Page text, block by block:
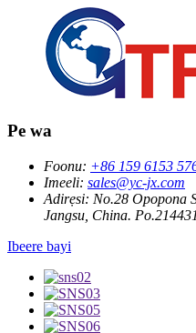
Pe wa
Foonu: +86 159 6153
Imeeli: sales@yc-jx.com
Adirẹsi: No.28 Opopona
Jangsu, China.
Ibeere bayi